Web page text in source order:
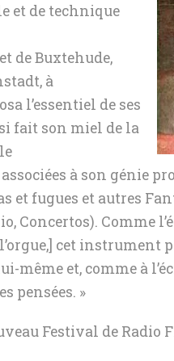
et de technique
de Buxtehude,
à
l’essentiel de ses
fait son miel de la
à son génie
et fugues et autres
Concertos). Comme
cet
même et, comme à
pensées. »
Festival de